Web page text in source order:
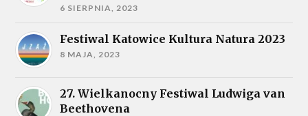
6 SIERPNIA, 2023
Festiwal Katowice Kultura Natura 2023
8 MAJA, 2023
27. Wielkanocny Festiwal Ludwiga van
Beethovena